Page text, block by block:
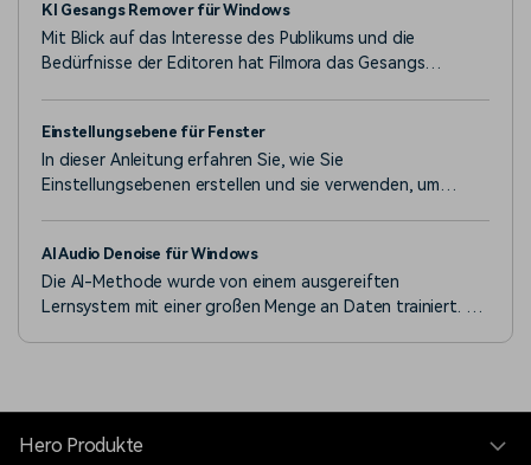
KI Gesangs Remover für Windows
Mit Blick auf das Interesse des Publikums und die
Bedürfnisse der Editoren hat Filmora das Gesangs
Einstellungsebene für Fenster
In dieser Anleitung erfahren Sie, wie Sie
Einstellungsebenen erstellen und sie verwenden, um
AI Audio Denoise für Windows
Die AI-Methode wurde von einem ausgereiften
Lernsystem mit einer großen Menge an Daten trainiert. Es
Hero Produkte